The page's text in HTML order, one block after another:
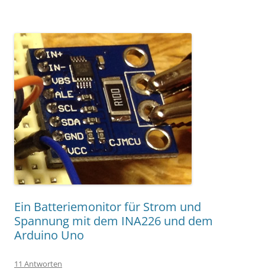
Ein Batteriemonitor für Strom und
Spannung mit dem INA226 und dem
Arduino Uno
11 Antworten